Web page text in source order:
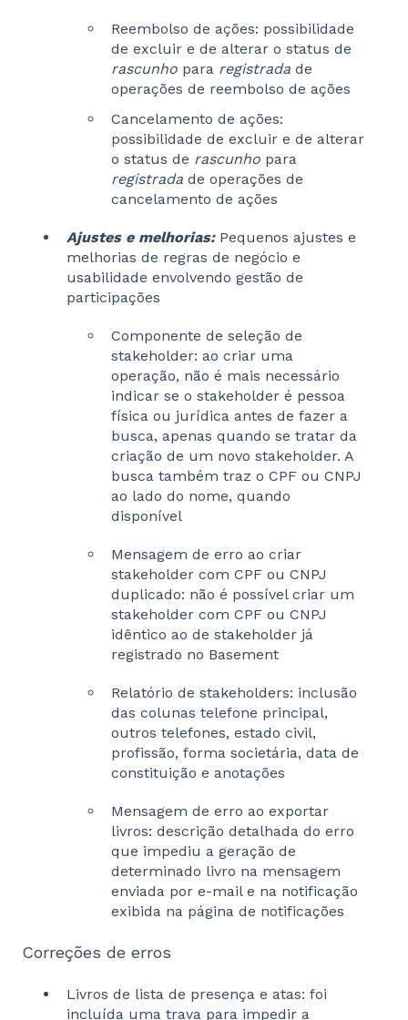
Reembolso de ações: possibilidade
de excluir e de alterar o status de
rascunho para registrada de
operações de reembolso de ações
Cancelamento de ações:
possibilidade de excluir e de alterar
o status de rascunho para
registrada de operações de
cancelamento de ações
Ajustes e melhorias: Pequenos ajustes e
melhorias de regras de negócio e
usabilidade envolvendo gestão de
participações
Componente de seleção de
stakeholder: ao criar uma
operação, não é mais necessário
indicar se o stakeholder é pessoa
física ou jurídica antes de fazer a
busca, apenas quando se tratar da
criação de um novo stakeholder. A
busca também traz o CPF ou CNPJ
ao lado do nome, quando
disponível
Mensagem de erro ao criar
stakeholder com CPF ou CNPJ
duplicado: não é possível criar um
stakeholder com CPF ou CNPJ
idêntico ao de stakeholder já
registrado no Basement
Relatório de stakeholders: inclusão
das colunas telefone principal,
outros telefones, estado civil,
profissão, forma societária, data de
constituição e anotações
Mensagem de erro ao exportar
livros: descrição detalhada do erro
que impediu a geração de
determinado livro na mensagem
enviada por e-mail e na notificação
exibida na página de notificações
Correções de erros
Livros de lista de presença e atas: foi
incluída uma trava para impedir a